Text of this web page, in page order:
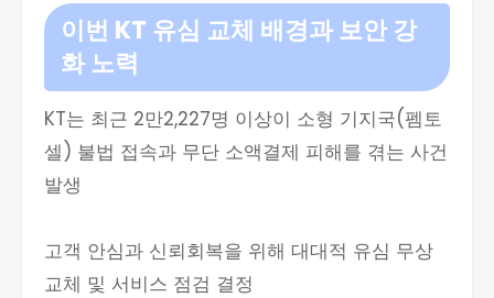
이번 KT 유심 교체 배경과 보안 강
화 노력
KT는 최근 2만2,227명 이상이 소형 기지국(펨토
셀) 불법 접속과 무단 소액결제 피해를 겪는 사건
발생
고객 안심과 신뢰회복을 위해 대대적 유심 무상
교체 및 서비스 점검 결정